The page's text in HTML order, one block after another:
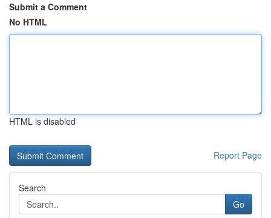
Submit a Comment
No HTML
HTML is disabled
Report Page
Search
Go